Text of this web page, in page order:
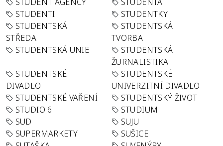
STUDENTI
STUDENTKY
STUDENTSKÁ
STŘEDA
STUDENTSKÁ
TVORBA
STUDENTSKÁ UNIE
STUDENTSKÁ
ŽURNALISTIKA
STUDENTSKÉ
DIVADLO
STUDENTSKÉ
UNIVERZITNÍ DIVADLO
STUDENTSKÉ VAŘENÍ
STUDENTSKÝ ŽIVOT
STUDIO 6
STUDIUM
SUD
SUJU
SUPERMARKETY
SUŠICE